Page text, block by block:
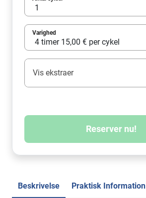
Varighed
Vis ekstraer
Reserver nu!
Beskrivelse Praktisk Information